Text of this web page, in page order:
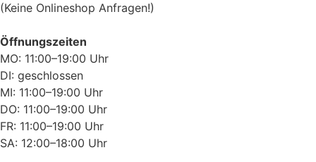
(Keine Onlineshop Anfragen!)
Öffnungszeiten
MO: 11:00–19:00 Uhr
DI: geschlossen
MI: 11:00–19:00 Uhr
DO: 11:00–19:00 Uhr
FR: 11:00–19:00 Uhr
SA: 12:00–18:00 Uhr